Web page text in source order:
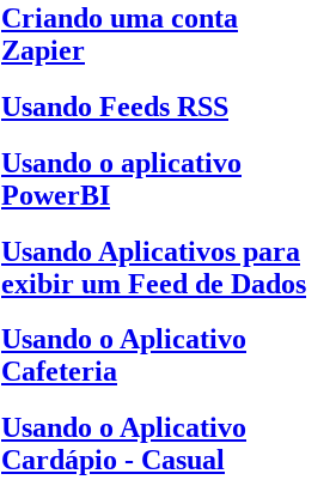
Criando uma conta
Zapier
Usando Feeds RSS
Usando o aplicativo
PowerBI
Usando Aplicativos para
exibir um Feed de Dados
Usando o Aplicativo
Cafeteria
Usando o Aplicativo
Cardápio - Casual